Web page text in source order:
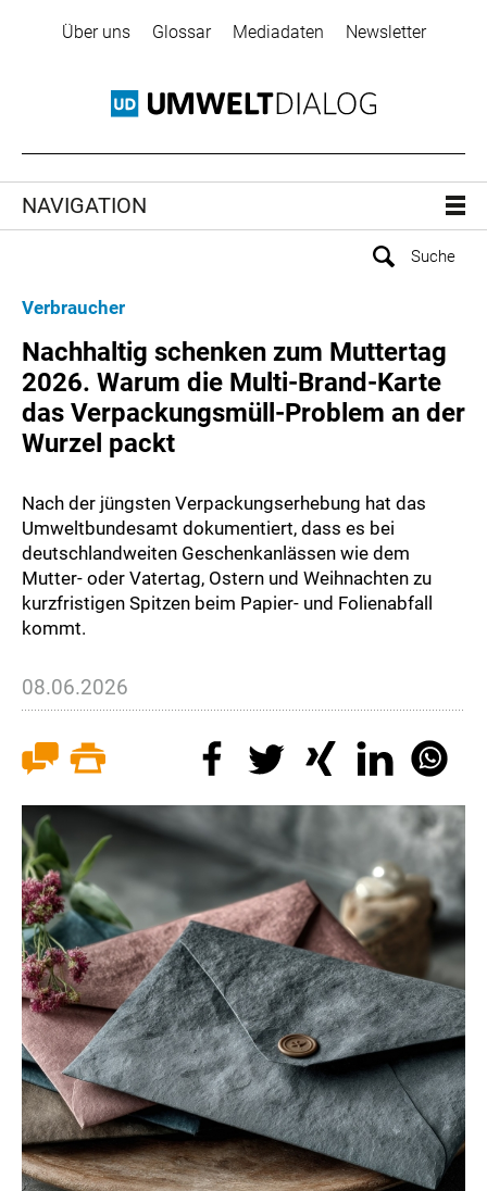
Über uns Glossar Mediadaten Newsletter
NAVIGATION
Verbraucher
Nachhaltig schenken zum Muttertag
2026. Warum die Multi-Brand-Karte
das Verpackungsmüll-Problem an der
Wurzel packt
Nach der jüngsten Verpackungserhebung hat das
Umweltbundesamt dokumentiert, dass es bei
deutschlandweiten Geschenkanlässen wie dem
Mutter- oder Vatertag, Ostern und Weihnachten zu
kurzfristigen Spitzen beim Papier- und Folienabfall
kommt.
08.06.2026